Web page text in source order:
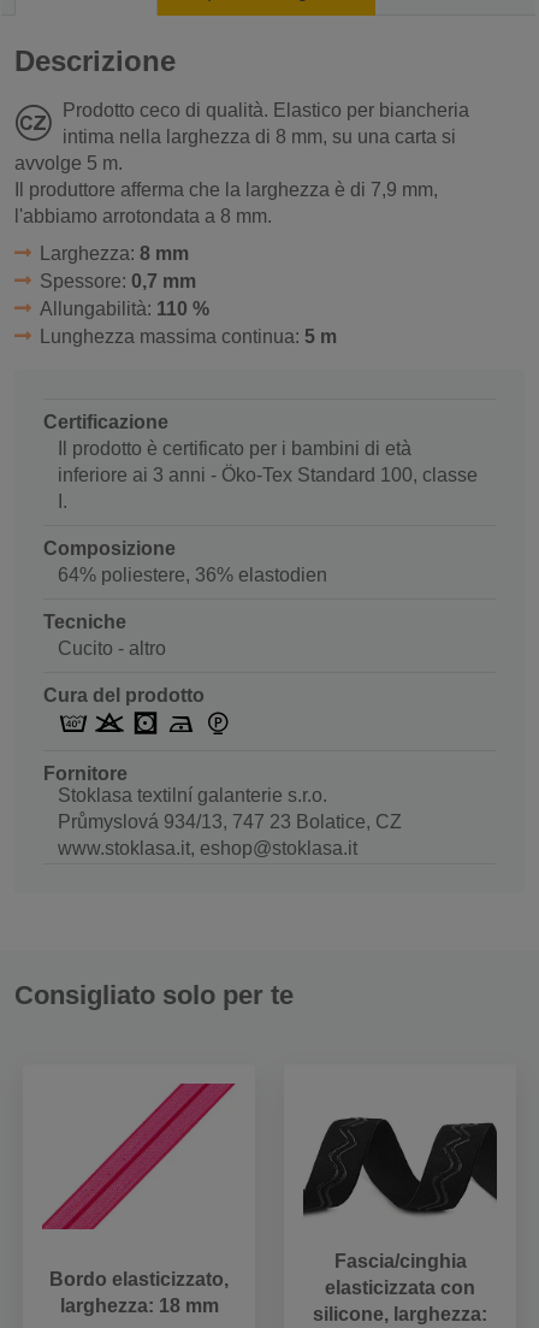
Descrizione
Prodotto ceco di qualità. Elastico per biancheria
intima nella larghezza di 8 mm, su una carta si
avvolge 5 m.
Il produttore afferma che la larghezza è di 7,9 mm,
l'abbiamo arrotondata a 8 mm.
Larghezza: 8 mm
Spessore: 0,7 mm
Allungabilità: 110 %
Lunghezza massima continua: 5 m
Certificazione
Il prodotto è certificato per i bambini di età
inferiore ai 3 anni - Öko-Tex Standard 100, classe
I.
Composizione
64% poliestere, 36% elastodien
Tecniche
Cucito - altro
Cura del prodotto
Fornitore
Stoklasa textilní galanterie s.r.o.
Průmyslová 934/13, 747 23 Bolatice, CZ
www.stoklasa.it, eshop@stoklasa.it
Consigliato solo per te
Bordo elasticizzato,
larghezza: 18 mm
Fascia/cinghia
elasticizzata con
silicone, larghezza: